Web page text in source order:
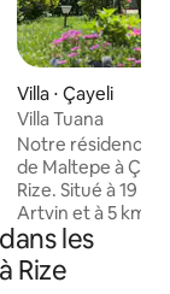
moyenne sur la
Villa ⋅ Çayeli
Villa Tuana
Notre résidence
de Maltepe à
Rize. Situé à 19
Artvin et à 5 km
sommes près de
plateau d'Ayder,
de Çat. Notre
les
Rize